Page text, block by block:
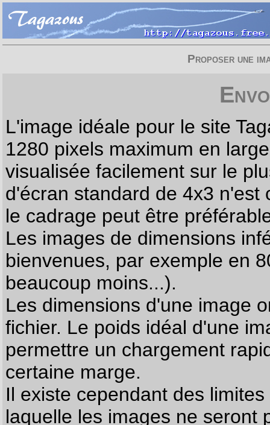
Proposer une
L'image idéale pour le site
1280 pixels maximum en
visualisée facilement sur le
d'écran standard de 4x3
le cadrage peut être
Les images de dimensions
bienvenues, par exemple en
beaucoup moins...).
Les dimensions d'une image
fichier. Le poids idéal d'une
permettre un chargement
certaine marge.
Il existe cependant des
laquelle les images ne seront